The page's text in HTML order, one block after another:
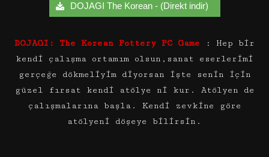
DOJAGI The Korean - (Direkt indir)
DOJAGI: The Korean Pottery PC Game : Hep bir
kendi çalışma ortamım olsun,sanat eserlerimi
gerçeğe dökmeliyim diyorsan işte senin için
güzel fırsat kendi atölye ni kur. Atölyen de
çalışmalarına başla. Kendi zevkine göre
atölyeni döşeye bilirsin.